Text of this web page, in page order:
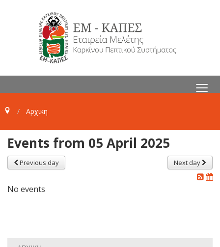
≡
Αρχικη
Events from 05 April 2025
Previous day Next day
No events